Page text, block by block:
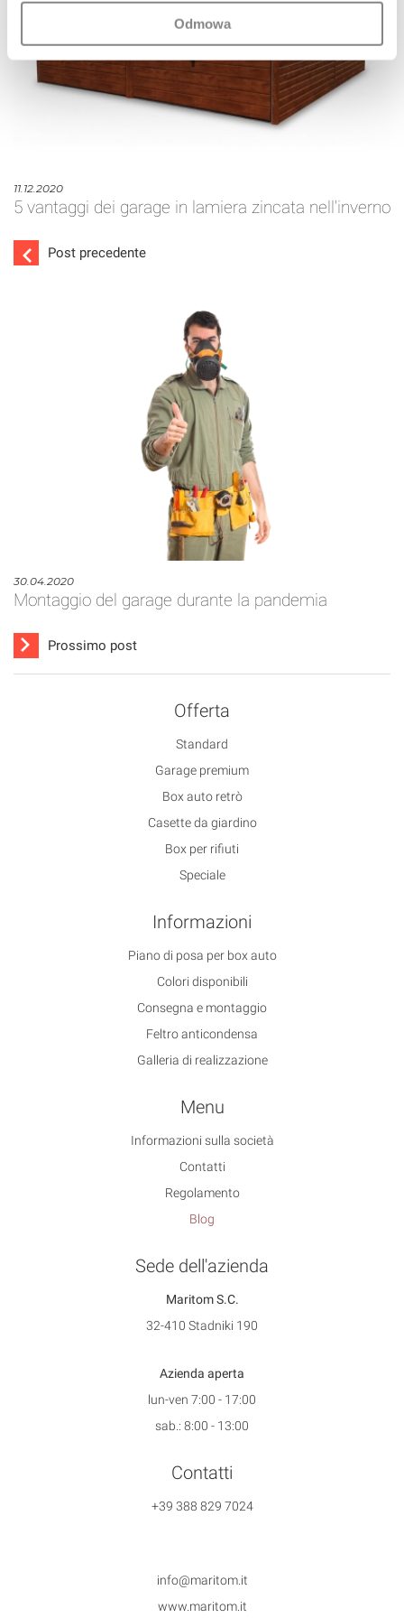
Odmowa
11.12.2020
5 vantaggi dei garage in lamiera zincata nell'inverno
Post precedente
30.04.2020
Montaggio del garage durante la pandemia
Prossimo post
Offerta
Standard
Garage premium
Box auto retrò
Casette da giardino
Box per rifiuti
Speciale
Informazioni
Piano di posa per box auto
Colori disponibili
Consegna e montaggio
Feltro anticondensa
Galleria di realizzazione
Menu
Informazioni sulla società
Contatti
Regolamento
Blog
Sede dell'azienda
Maritom S.C.
32-410 Stadniki 190
Azienda aperta
lun-ven 7:00 - 17:00
sab.: 8:00 - 13:00
Contatti
+39 388 829 7024
info@maritom.it
www.maritom.it